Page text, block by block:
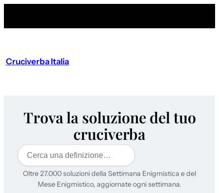
Cruciverba Italia
Trova la soluzione del tuo
cruciverba
Cerca
Oltre 27.000 soluzioni della Settimana Enigmistica e del
Mese Enigmistico, aggiornate ogni settimana.